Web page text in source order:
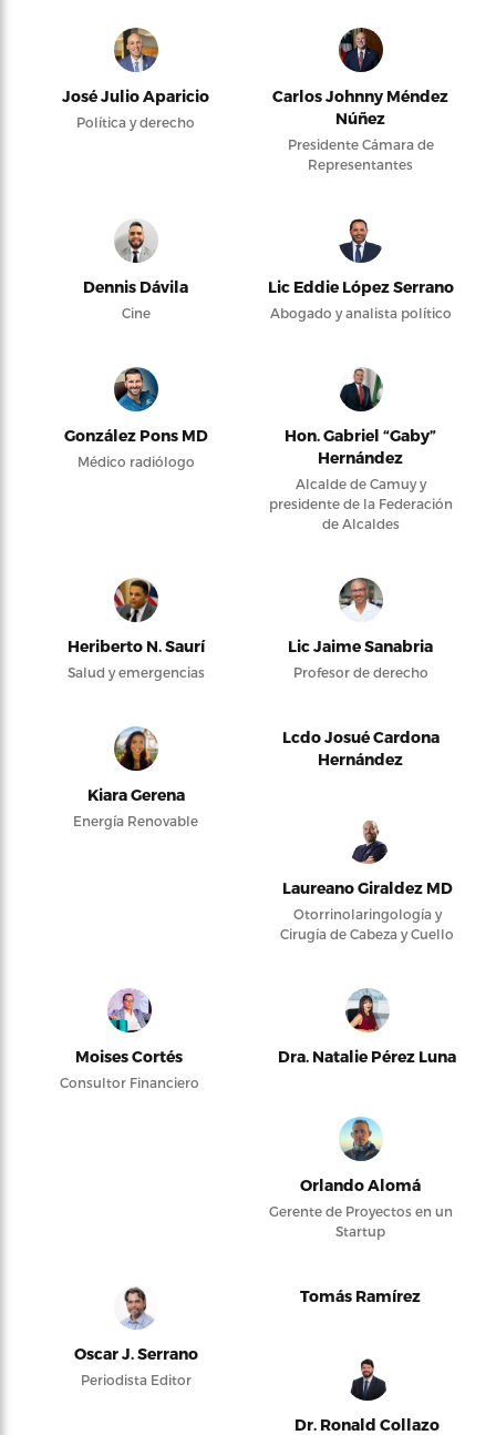
José Julio Aparicio
Política y derecho
Carlos Johnny Méndez
Núñez
Presidente Cámara de
Representantes
Dennis Dávila
Cine
Lic Eddie López Serrano
Abogado y analista político
González Pons MD
Médico radiólogo
Hon. Gabriel “Gaby”
Hernández
Alcalde de Camuy y
presidente de la Federación
de Alcaldes
Heriberto N. Saurí
Salud y emergencias
Lic Jaime Sanabria
Profesor de derecho
Kiara Gerena
Energía Renovable
Lcdo Josué Cardona
Hernández
Laureano Giraldez MD
Otorrinolaringología y
Cirugía de Cabeza y Cuello
Moises Cortés
Consultor Financiero
Dra. Natalie Pérez Luna
Orlando Alomá
Gerente de Proyectos en un
Startup
Oscar J. Serrano
Periodista Editor
Tomás Ramírez
Dr. Ronald Collazo